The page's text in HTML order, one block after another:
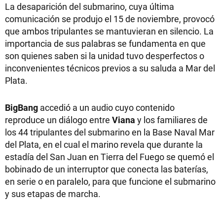
La desaparición del submarino, cuya última
comunicación se produjo el 15 de noviembre, provocó
que ambos tripulantes se mantuvieran en silencio. La
importancia de sus palabras se fundamenta en que
son quienes saben si la unidad tuvo desperfectos o
inconvenientes técnicos previos a su saluda a Mar del
Plata.
BigBang accedió a un audio cuyo contenido
reproduce un diálogo entre Viana y los familiares de
los 44 tripulantes del submarino en la Base Naval Mar
del Plata, en el cual el marino revela que durante la
estadía del San Juan en Tierra del Fuego se quemó el
bobinado de un interruptor que conecta las baterías,
en serie o en paralelo, para que funcione el submarino
y sus etapas de marcha.